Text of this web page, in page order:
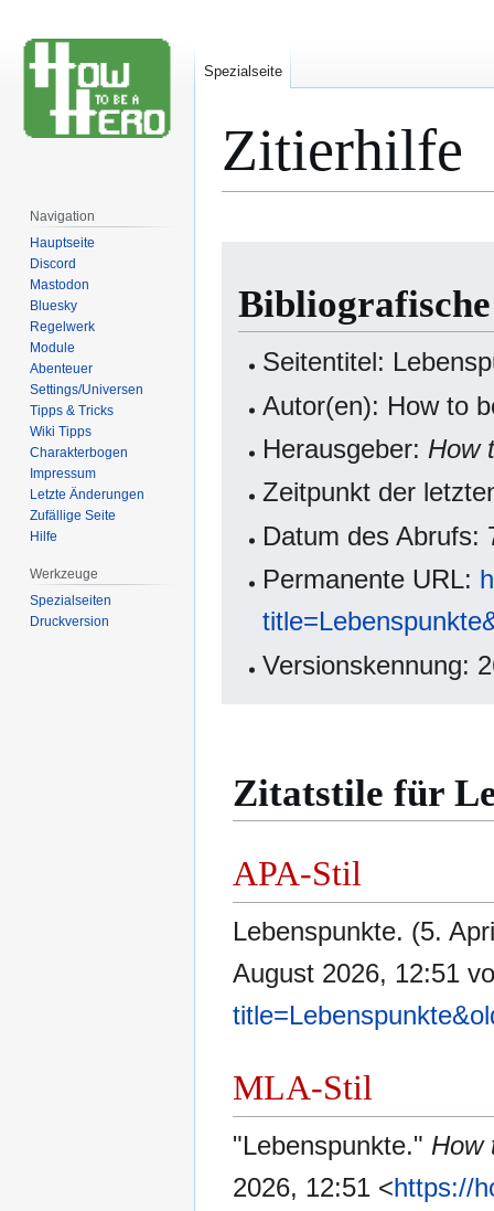
Zitierhilfe
springen
springen
Seitentitel:
Autor(en): How to
Herausgeber: How
Zeitpunkt der
Datum des Abrufs:
Permanente URL:
Versionskennung:
Zitatstile für
APA-Stil
Lebenspunkte. (5.
August 2026, 12:51
MLA-Stil
"Lebenspunkte." How
2026, 12:51 <https://
Spezialseite
Navigation
Hauptseite
Discord
Mastodon
Bluesky
Regelwerk
Module
Abenteuer
Settings/Universen
Tipps & Tricks
Wiki Tipps
Charakterbogen
Impressum
Letzte Änderungen
Zufällige Seite
Hilfe
Werkzeuge
Spezialseiten
Druckversion